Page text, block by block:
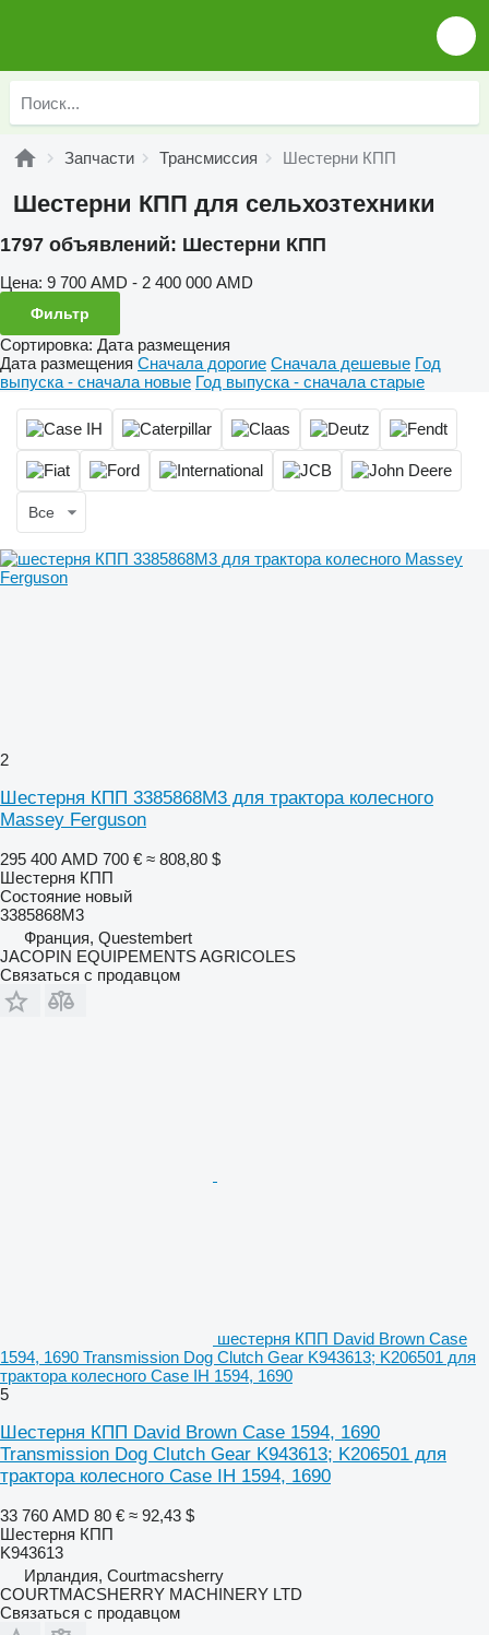
Запчасти Трансмиссия Шестерни КПП
Шестерни КПП для сельхозтехники
1797 объявлений: Шестерни КПП
Цена: 9 700 AMD - 2 400 000 AMD
Фильтр
Сортировка: Дата размещения
Дата размещения Сначала дорогие Сначала дешевые Год
выпуска - сначала новые Год выпуска - сначала старые
Все
2
Шестерня КПП 3385868M3 для трактора колесного
Massey Ferguson
295 400 AMD 700 € ≈ 808,80 $
Шестерня КПП
Состояние новый
3385868M3
Франция, Questembert
JACOPIN EQUIPEMENTS AGRICOLES
Связаться с продавцом
шестерня КПП David Brown Case
1594, 1690 Transmission Dog Clutch Gear K943613; K206501 для
трактора колесного Case IH 1594, 1690
5
Шестерня КПП David Brown Case 1594, 1690
Transmission Dog Clutch Gear K943613; K206501 для
трактора колесного Case IH 1594, 1690
33 760 AMD 80 € ≈ 92,43 $
Шестерня КПП
K943613
Ирландия, Courtmacsherry
COURTMACSHERRY MACHINERY LTD
Связаться с продавцом